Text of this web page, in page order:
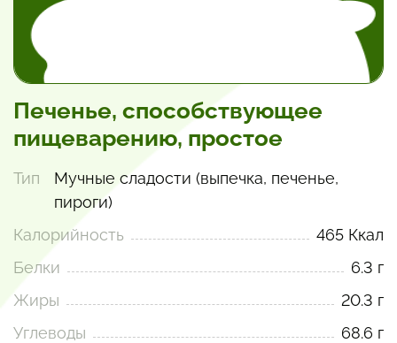
Печенье, способствующее
пищеварению, простое
Тип
Мучные сладости (выпечка, печенье,
пироги)
Калорийность
465 Ккал
Белки
6.3 г
Жиры
20.3 г
Углеводы
68.6 г